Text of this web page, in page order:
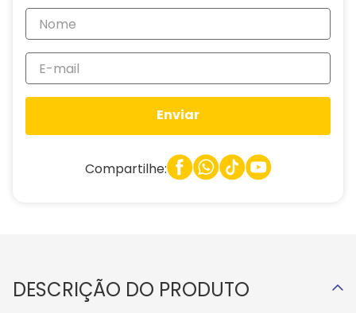
Enviar
Compartilhe:
DESCRIÇÃO DO PRODUTO